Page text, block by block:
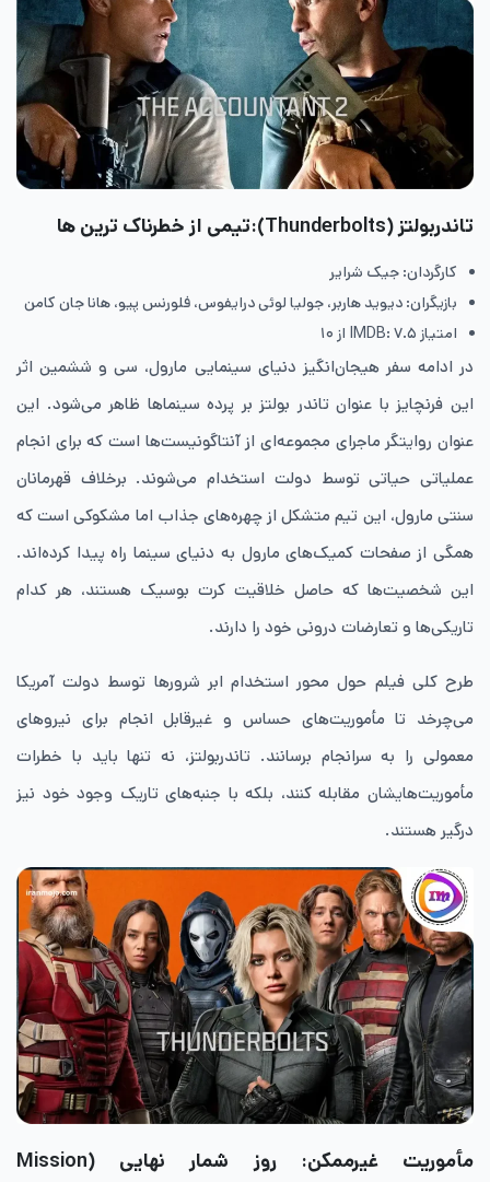
تاندربولتز (Thunderbolts):تیمی از خطرناک ترین ها
کارگردان: جیک شرایر
بازیگران: دیوید هاربر، جولیا لوئی درایفوس، فلورنس پیو، هانا جان کامن
امتیاز IMDB: ۷.۵ از ۱۰
در ادامه سفر هیجان‌انگیز دنیای سینمایی مارول، سی و ششمین اثر
این فرنچایز با عنوان تاندر بولتز بر پرده سینماها ظاهر می‌شود. این
عنوان روایتگر ماجرای مجموعه‌ای از آنتاگونیست‌ها است که برای انجام
عملیاتی حیاتی توسط دولت استخدام می‌شوند. برخلاف قهرمانان
سنتی مارول، این تیم متشکل از چهره‌های جذاب اما مشکوکی است که
همگی از صفحات کمیک‌های مارول به دنیای سینما راه پیدا کرده‌اند.
این شخصیت‌ها که حاصل خلاقیت کرت بوسیک هستند، هر کدام
تاریکی‌ها و تعارضات درونی خود را دارند.
طرح کلی فیلم حول محور استخدام ابر شرورها توسط دولت آمریکا
می‌چرخد تا مأموریت‌های حساس و غیرقابل انجام برای نیروهای
معمولی را به سرانجام برسانند. تاندربولتز، نه ‌تنها باید با خطرات
مأموریت‌هایشان مقابله کنند، بلکه با جنبه‌های تاریک وجود خود نیز
درگیر هستند.
مأموریت غیرممکن: روز شمار نهایی (Mission